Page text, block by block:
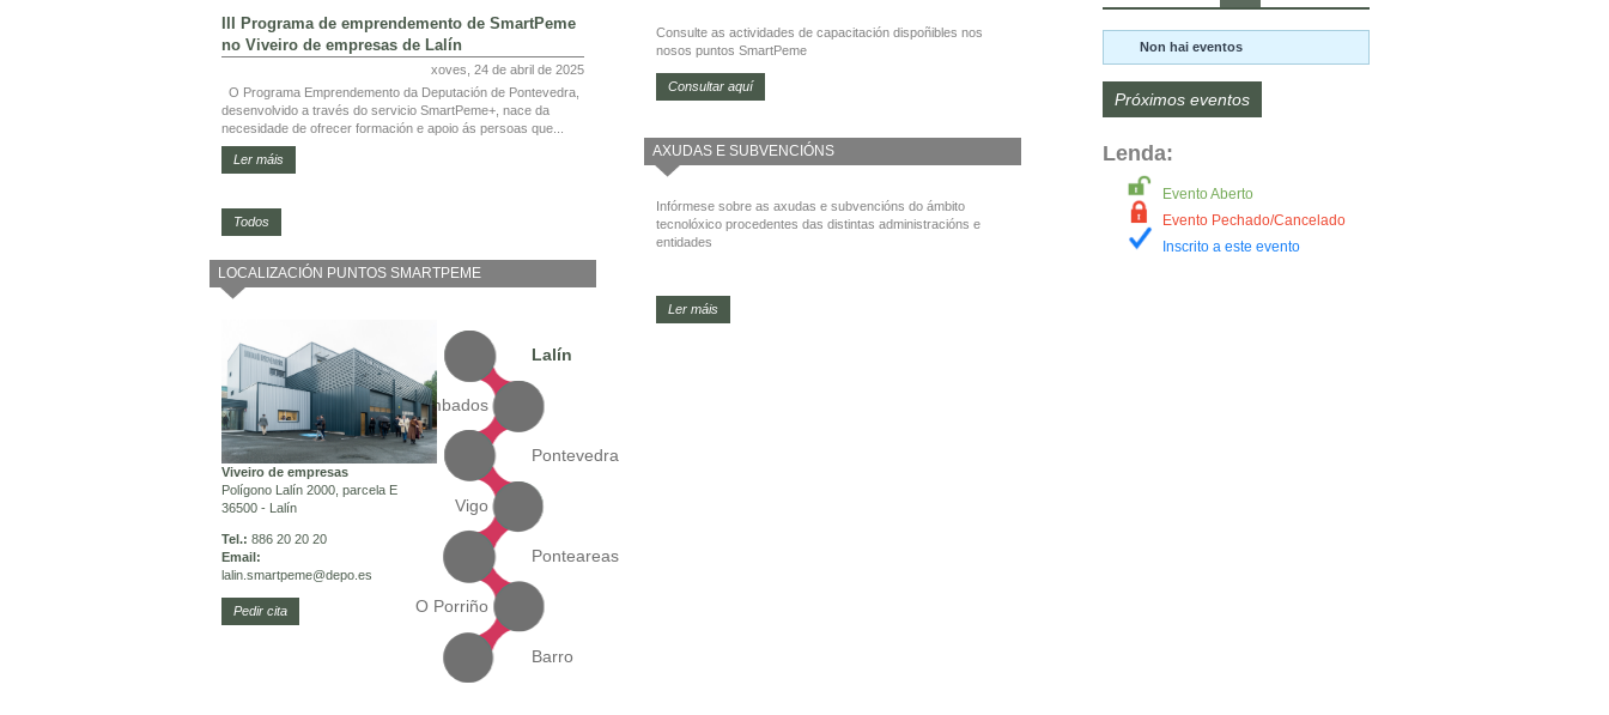
III Programa de emprendemento de SmartPeme
no Viveiro de empresas de Lalín
xoves, 24 de abril de 2025
O Programa Emprendemento da Deputación de Pontevedra,
desenvolvido a través do servicio SmartPeme+, nace da
necesidade de ofrecer formación e apoio ás persoas que...
Ler máis
Todos
LOCALIZACIÓN PUNTOS SMARTPEME
Viveiro de empresas
Polígono Lalín 2000, parcela E
36500 - Lalín
Tel.: 886 20 20 20
Email:
lalin.smartpeme@depo.es
Pedir cita
Lalín
Cambados
Pontevedra
Vigo
Ponteareas
O Porriño
Barro
Consulte as actividades de capacitación dispoñibles nos
nosos puntos SmartPeme
Consultar aquí
AXUDAS E SUBVENCIÓNS
Infórmese sobre as axudas e subvencións do ámbito
tecnolóxico procedentes das distintas administracións e
entidades
Ler máis
Non hai eventos
Próximos eventos
Lenda:
Evento Aberto
Evento Pechado/Cancelado
Inscrito a este evento